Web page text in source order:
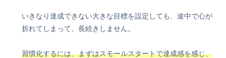
いきなり達成できない大きな目標を設定しても、途中で心が
折れてしまって、長続きしません。
習慣化するには、まずはスモールスタートで達成感を感じ、